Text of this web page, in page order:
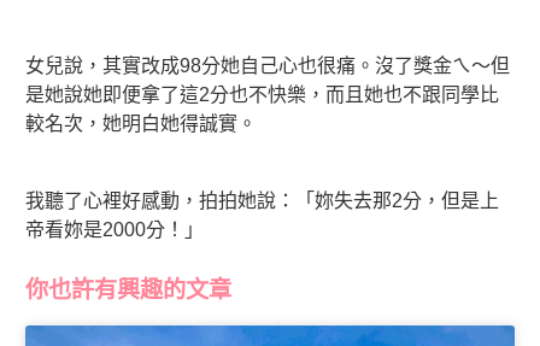
女兒說，其實改成98分她自己心也很痛。沒了獎金ㄟ～但
是她說她即便拿了這2分也不快樂，而且她也不跟同學比
較名次，她明白她得誠實。
我聽了心裡好感動，拍拍她說：「妳失去那2分，但是上
帝看妳是2000分！」
你也許有興趣的文章